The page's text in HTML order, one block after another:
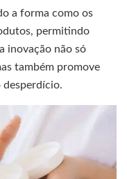
a forma como os
permitindo
inovação não só
também promove
desperdício.